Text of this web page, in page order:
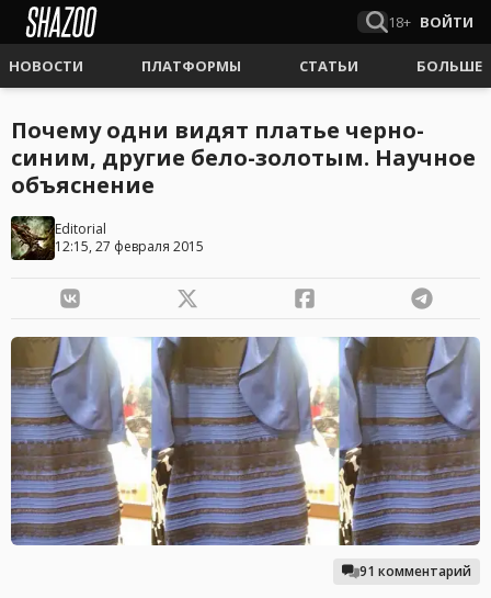
18+ ВОЙТИ
НОВОСТИ ПЛАТФОРМЫ СТАТЬИ БОЛЬШЕ
Почему одни видят платье черно-
синим, другие бело-золотым. Научное
объяснение
Editorial
12:15, 27 февраля 2015
91 комментарий